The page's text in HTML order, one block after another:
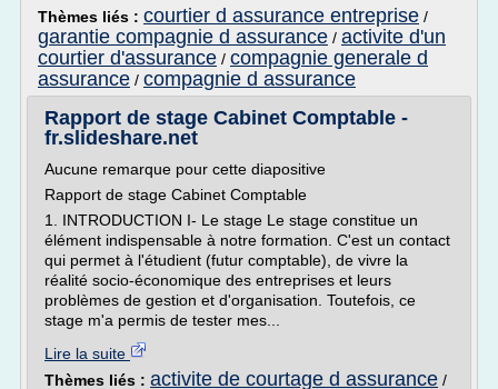
Thèmes liés : courtier d assurance entreprise /
garantie compagnie d assurance / activite d'un
courtier d'assurance / compagnie generale d
assurance / compagnie d assurance
Rapport de stage Cabinet Comptable -
fr.slideshare.net
Aucune remarque pour cette diapositive
Rapport de stage Cabinet Comptable
1. INTRODUCTION I- Le stage Le stage constitue un
élément indispensable à notre formation. C'est un contact
qui permet à l'étudient (futur comptable), de vivre la
réalité socio-économique des entreprises et leurs
problèmes de gestion et d'organisation. Toutefois, ce
stage m'a permis de tester mes...
Lire la suite
Thèmes liés : activite de courtage d assurance /